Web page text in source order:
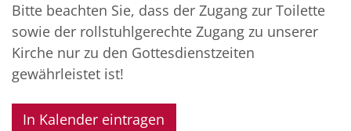
Bitte beachten Sie, dass der Zugang zur Toilette
sowie der rollstuhlgerechte Zugang zu unserer
Kirche nur zu den Gottesdienstzeiten
gewährleistet ist!
In Kalender eintragen